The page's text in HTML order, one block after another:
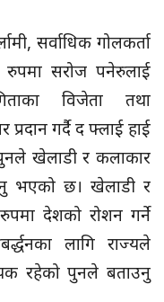
सर्वाधिक गोलकर्ता
रुपमा सरोज पनेरुलाई
विजेता तथा
गर्दै द फ्लाई हाई
खेलाडी र कलाकार
भएको छ। खेलाडी र
रुपमा देशको रोशन गर्ने
लागि राज्यले
रहेको पुनले बताउनु